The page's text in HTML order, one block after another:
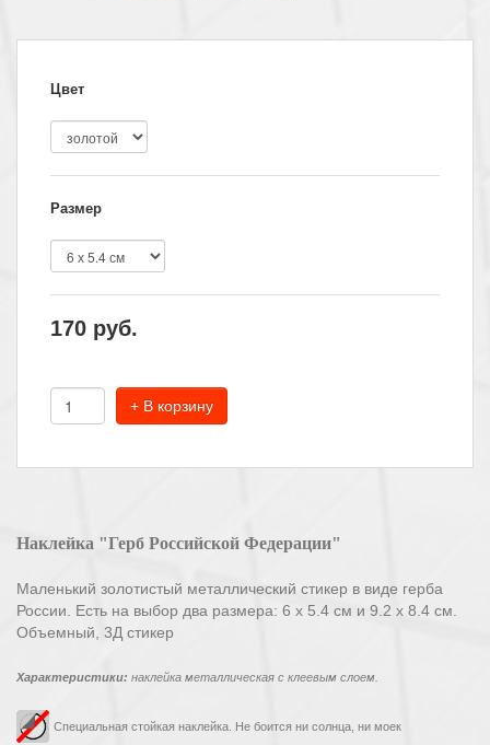
Цвет
Размер
170 руб.
+ В корзину
Наклейка "Герб Российской Федерации"
Маленький золотистый металлический стикер в виде герба
России. Есть на выбор два размера: 6 х 5.4 см и 9.2 х 8.4 см.
Объемный, 3Д стикер
Характеристики: наклейка металлическая с клеевым слоем.
Специальная стойкая наклейка. Не боится ни солнца, ни моек